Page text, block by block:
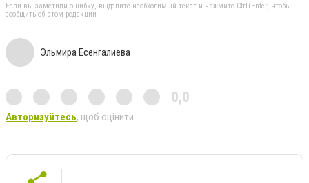
Если вы заметили ошибку, выделите необходимый текст и нажмите Ctrl+Enter, чтобы
сообщить об этом редакции
Эльмира Есенгалиева
0,0
Авторизуйтесь, щоб оцінити